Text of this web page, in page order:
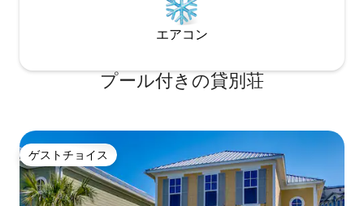
エアコン
プール付きの貸別荘
ゲストチョイス
ゲストチョイス